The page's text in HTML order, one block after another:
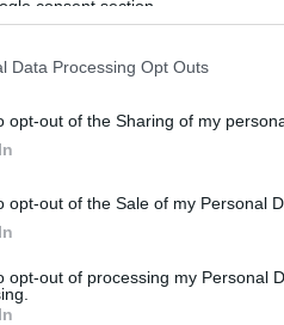
consent section.
Data Processing Opt Outs
opt-out of the Sharing of my
opt-out of the Sale of my Personal
opt-out of processing my Personal
η φωτιά έχει κάψει
και έχουν
σπίτια.